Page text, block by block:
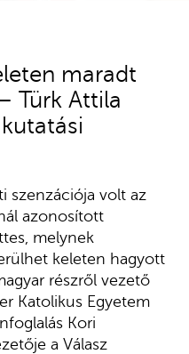
maradt
Türk Attila
szenzációja volt az
azonosított
melynek
keleten hagyott
részről vezető
Katolikus Egyetem
Kori
a Válasz